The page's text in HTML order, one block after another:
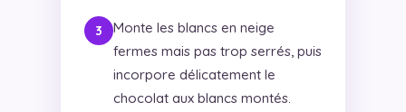
Monte les blancs en neige
fermes mais pas trop serrés, puis
incorpore délicatement le
chocolat aux blancs montés.